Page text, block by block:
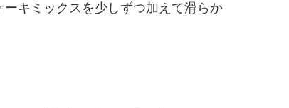
キミックスを少しずつ加えて滑らか